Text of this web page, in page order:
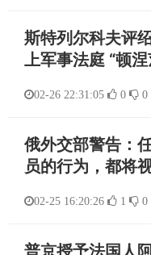
斯特列尔科夫评
上军事法庭 “顿
02-26 22:31:05 0 0
俄外交部警告：
员的行为，都将
02-25 16:20:26 1 0
普京授予法国人